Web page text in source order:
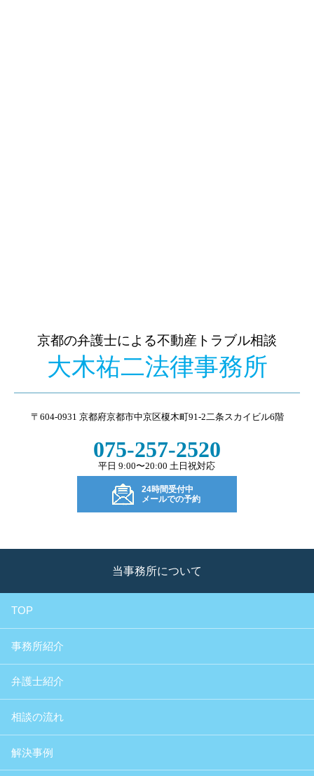
京都の弁護士による不動産トラブル相談
大木祐二法律事務所
〒604-0931 京都府京都市中京区榎木町91-2二条スカイビル6階
075-257-2520
平日 9:00〜20:00 土日祝対応
24時間受付中
メールでの予約
当事務所について
TOP
事務所紹介
弁護士紹介
相談の流れ
解決事例